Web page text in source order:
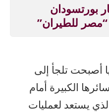
بورتسودان
للطيران”
أصبحت تلجأ إلى
الكبيرة أمام
يستعد لعمليات